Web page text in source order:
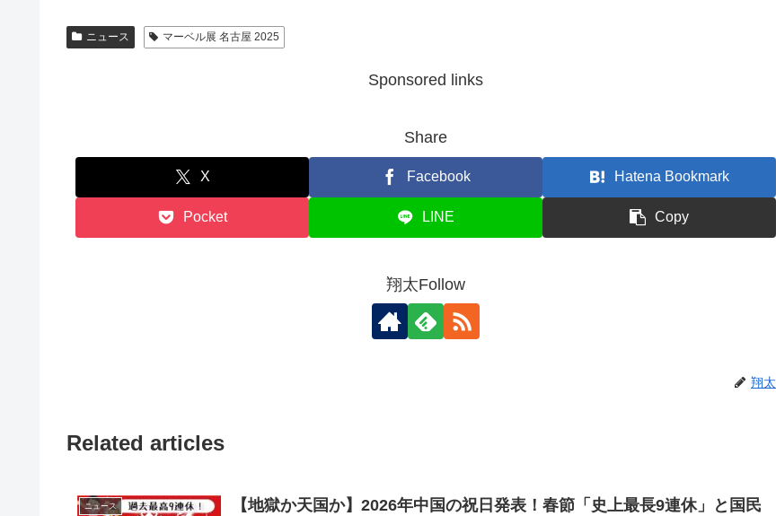
ニュース マーベル展 名古屋 2025
Sponsored links
Share
X Facebook Hatena Bookmark
Pocket LINE Copy
翔太Follow
翔太
Related articles
ニュース
【地獄か天国か】2026年中国の祝日発表！春節「史上最長9連休」と国民